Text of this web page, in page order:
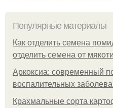
Популярные материалы
Как отделить семена
отделить семена от мякоти
Аркоксиа: современный
воспалительных
Крахмальные сорта